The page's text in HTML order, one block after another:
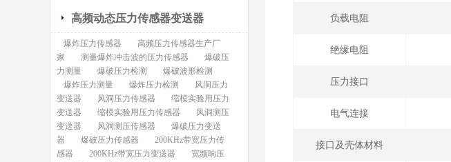
负载电阻
绝缘电阻
压力接口
电气连接
接口及壳体材料
高频动态压力传感器变送器
爆炸压力传感器
高频压力传感器生产厂
家
测量爆炸冲击波的压力传感器
爆破压
力测量
爆破压力检测
爆破波形检测
爆炸压力测量
爆炸压力检测
风洞压力
变送器
风洞压力传感器
缩模实验用压力
变送器
缩模实验用压力传感器
风洞测压
变送器
风洞测压传感器
爆破压力变送
器
爆破压力传感器
200KHz带宽压力传
感器
200KHz带宽压力变送器
宽频响压